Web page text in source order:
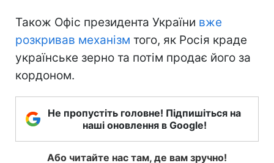
Також Офіс президента України вже
розкривав механізм того, як Росія краде
українське зерно та потім продає його за
кордоном.
Не пропустіть головне! Підпишіться на
наші оновлення в Google!
Або читайте нас там, де вам зручно!